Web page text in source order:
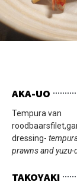
AKA-UO
Tempura van
dressing-
prawns and
TAKOYAKI